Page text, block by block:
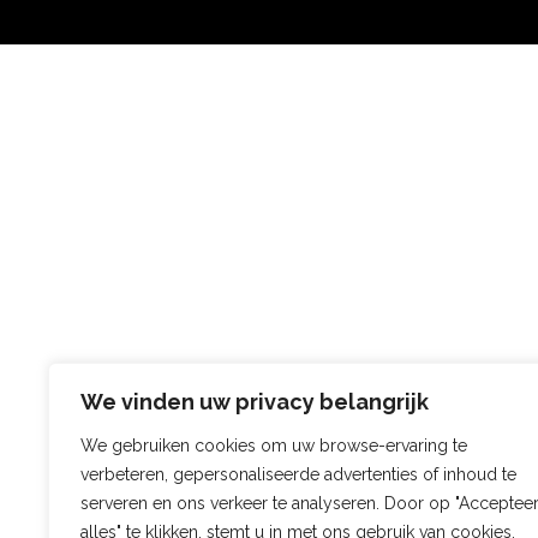
We vinden uw privacy belangrijk
We gebruiken cookies om uw browse-ervaring te
verbeteren, gepersonaliseerde advertenties of inhoud te
serveren en ons verkeer te analyseren. Door op "Accepteer
alles" te klikken, stemt u in met ons gebruik van cookies.